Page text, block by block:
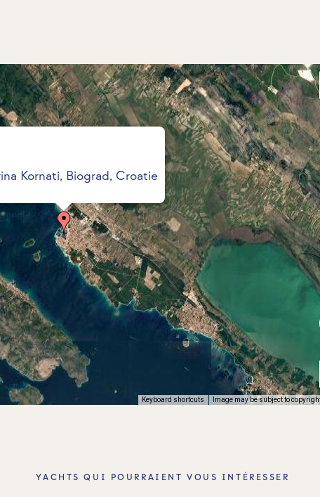
Kornati, Biograd, Croatie
Keyboard shortcuts Image may be subject to
YACHTS QUI POURRAIENT VOUS INTÉRESSER